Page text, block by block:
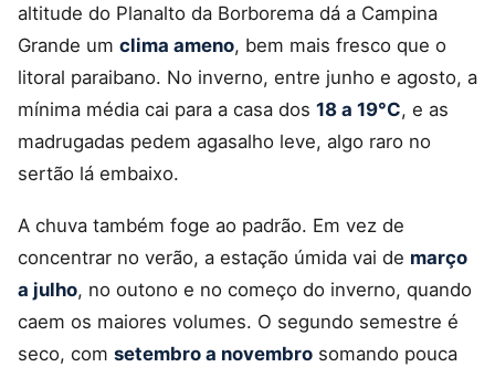
altitude do Planalto da Borborema dá a Campina
Grande um clima ameno, bem mais fresco que o
litoral paraibano. No inverno, entre junho e agosto, a
mínima média cai para a casa dos 18 a 19°C, e as
madrugadas pedem agasalho leve, algo raro no
sertão lá embaixo.
A chuva também foge ao padrão. Em vez de
concentrar no verão, a estação úmida vai de março
a julho, no outono e no começo do inverno, quando
caem os maiores volumes. O segundo semestre é
seco, com setembro a novembro somando pouca